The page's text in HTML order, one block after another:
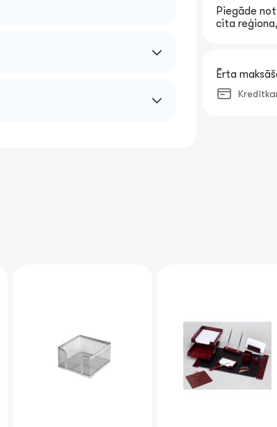
Piegāde
cita
Ērta